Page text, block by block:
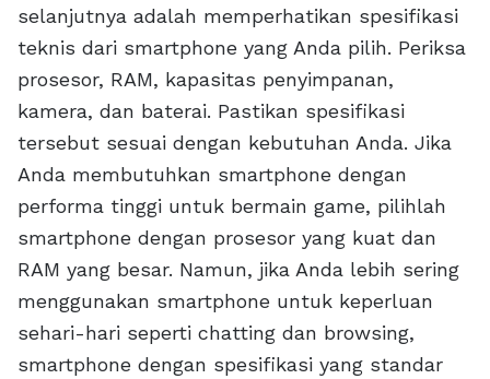
selanjutnya adalah memperhatikan spesifikasi
teknis dari smartphone yang Anda pilih. Periksa
prosesor, RAM, kapasitas penyimpanan,
kamera, dan baterai. Pastikan spesifikasi
tersebut sesuai dengan kebutuhan Anda. Jika
Anda membutuhkan smartphone dengan
performa tinggi untuk bermain game, pilihlah
smartphone dengan prosesor yang kuat dan
RAM yang besar. Namun, jika Anda lebih sering
menggunakan smartphone untuk keperluan
sehari-hari seperti chatting dan browsing,
smartphone dengan spesifikasi yang standar